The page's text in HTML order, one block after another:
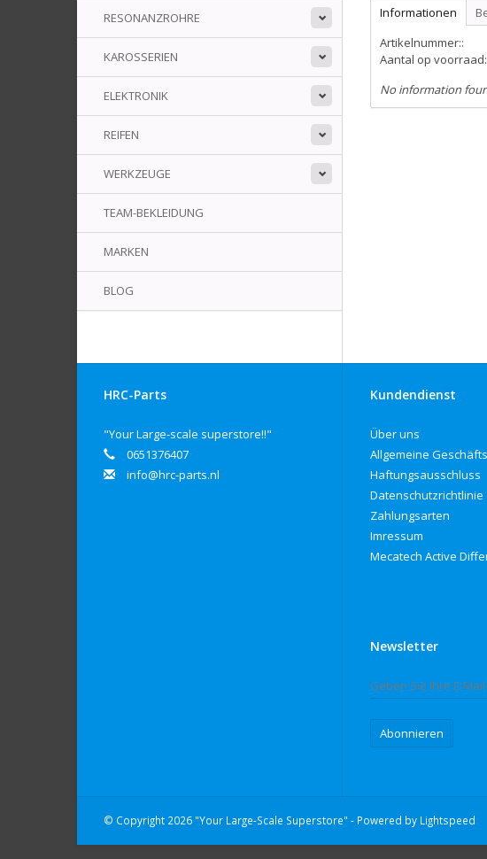
RESONANZROHRE
KAROSSERIEN
ELEKTRONIK
REIFEN
WERKZEUGE
TEAM-BEKLEIDUNG
MARKEN
BLOG
Informationen
Artikelnummer::
Aantal op voorraad:
No information
HRC-Parts
"Your Large-scale superstore!!"
0651376407
info@hrc-parts.nl
Kundendienst
Über uns
Allgemeine
Haftungsausschluss
Datenschutzrichtlinie
Zahlungsarten
Imressum
Mecatech Active
Newsletter
Abonnieren
© Copyright 2026 "Your Large-Scale Superstore" - Powered by Lightspeed